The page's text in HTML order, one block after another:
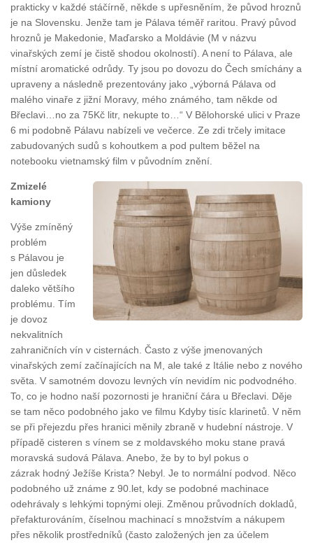
prakticky v každé stáčírně, někde s upřesněním, že původ hroznů
je na Slovensku. Jenže tam je Pálava téměř raritou. Pravý původ
hroznů je Makedonie, Maďarsko a Moldávie (M v názvu
vinařských zemí je čistě shodou okolností). A není to Pálava, ale
místní aromatické odrůdy. Ty jsou po dovozu do Čech smíchány a
upraveny a následně prezentovány jako „výborná Pálava od
malého vinaře z jižní Moravy, mého známého, tam někde od
Břeclavi…no za 75Kč litr, nekupte to…“ V Bělohorské ulici v Praze
6 mi podobně Pálavu nabízeli ve večerce. Ze zdi trčely imitace
zabudovaných sudů s kohoutkem a pod pultem běžel na
notebooku vietnamský film v původním znění.
Zmizelé
kamiony
Výše zmíněný
problém
s Pálavou je
jen důsledek
daleko většího
problému. Tím
je dovoz
nekvalitních
zahraničních vín v cisternách. Často z výše jmenovaných
vinařských zemí začínajících na M, ale také z Itálie nebo z nového
světa. V samotném dovozu levných vín nevidím nic podvodného.
To, co je hodno naší pozornosti je hraniční čára u Břeclavi. Děje
se tam něco podobného jako ve filmu Kdyby tisíc klarinetů. V něm
se při přejezdu přes hranici měnily zbraně v hudební nástroje. V
případě cisteren s vínem se z moldavského moku stane pravá
moravská sudová Pálava. Anebo, že by to byl pokus o
zázrak hodný Ježíše Krista? Nebyl. Je to normální podvod. Něco
podobného už známe z 90.let, kdy se podobné machinace
odehrávaly s lehkými topnými oleji. Změnou průvodních dokladů,
přefakturováním, číselnou machinací s množstvím a nákupem
přes několik prostředníků (často založených jen za účelem